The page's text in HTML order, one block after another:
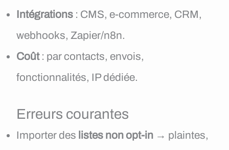
Intégrations : CMS, e-commerce, CRM,
webhooks, Zapier/n8n.
Coût: par contacts, envois,
fonctionnalités, IP dédiée.
Erreurs courantes
Importer des listes non opt-in → plaintes,